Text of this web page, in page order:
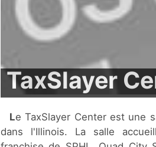
TaxSlayer
Le TaxSlayer Center est une salle multi-fonctions située à Moline,
dans l'Illinois. La salle